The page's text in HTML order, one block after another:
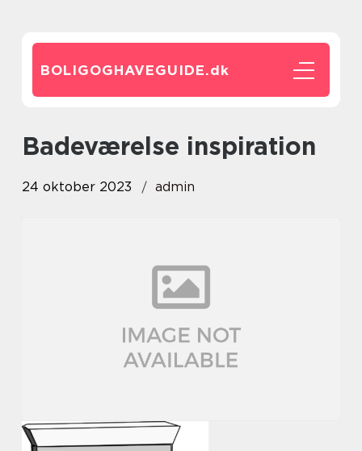
BOLIGOGHAVEGUIDE.dk
badeværelse inspiration
24 oktober 2023 admin